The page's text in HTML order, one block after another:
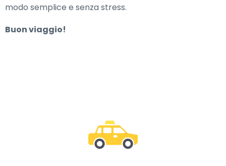
modo semplice e senza stress.
Buon viaggio!